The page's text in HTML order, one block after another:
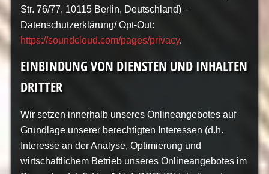
Str. 76/77, 10115 Berlin, Deutschland) –
Datenschutzerklärung/ Opt-Out:
https://soundcloud.com/pages/privacy.
EINBINDUNG VON DIENSTEN UND INHALTEN
DRITTER
Wir setzen innerhalb unseres Onlineangebotes auf
Grundlage unserer berechtigten Interessen (d.h.
Interesse an der Analyse, Optimierung und
wirtschaftlichem Betrieb unseres Onlineangebotes im